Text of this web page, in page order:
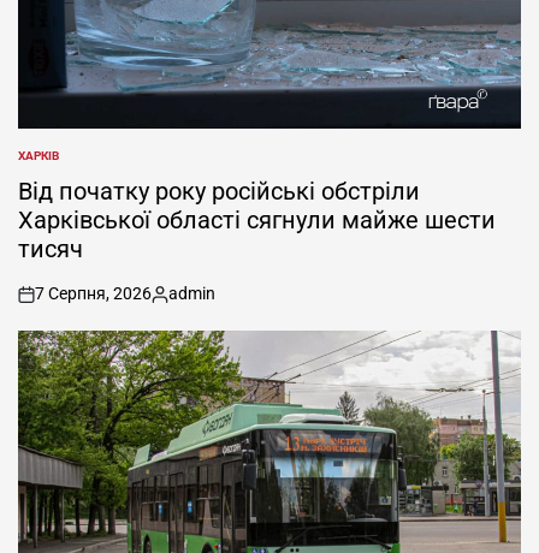
ОПУБЛІКУВАТИ
У
ХАРКІВ
Від початку року російські обстріли
Харківської області сягнули майже шести
тисяч
on
7 Серпня, 2026
Опубліковано
admin